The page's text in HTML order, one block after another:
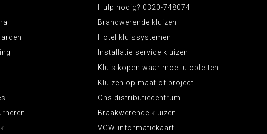
Hulp nodig? 0320-748074
Brandwerende kluizen
Hotel kluissystemen
Installatie service kluizen
Kluis kopen waar moet u opletten
Kluizen op maat of project
Ons distributiecentrum
Braakwerende kluizen
VGW-informatiekaart